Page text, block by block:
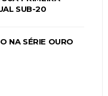
SUB-20
NA SÉRIE OURO